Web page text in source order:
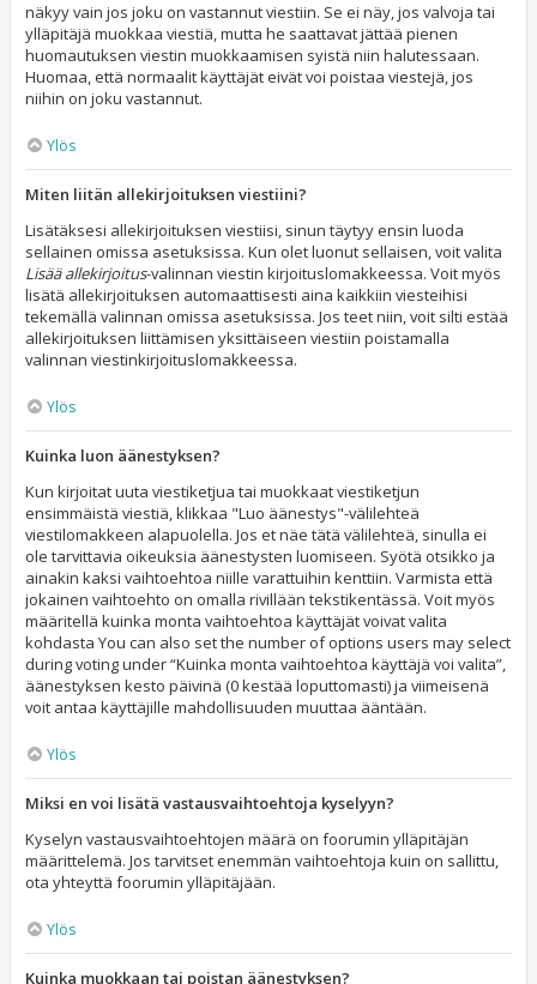
näkyy vain jos joku on vastannut viestiin. Se ei näy, jos valvoja tai
ylläpitäjä muokkaa viestiä, mutta he saattavat jättää pienen
huomautuksen viestin muokkaamisen syistä niin halutessaan.
Huomaa, että normaalit käyttäjät eivät voi poistaa viestejä, jos
niihin on joku vastannut.
Ylös
Miten liitän allekirjoituksen viestiini?
Lisätäksesi allekirjoituksen viestiisi, sinun täytyy ensin luoda
sellainen omissa asetuksissa. Kun olet luonut sellaisen, voit valita
Lisää allekirjoitus-valinnan viestin kirjoituslomakkeessa. Voit myös
lisätä allekirjoituksen automaattisesti aina kaikkiin viesteihisi
tekemällä valinnan omissa asetuksissa. Jos teet niin, voit silti estää
allekirjoituksen liittämisen yksittäiseen viestiin poistamalla
valinnan viestinkirjoituslomakkeessa.
Ylös
Kuinka luon äänestyksen?
Kun kirjoitat uuta viestiketjua tai muokkaat viestiketjun
ensimmäistä viestiä, klikkaa "Luo äänestys"-välilehteä
viestilomakkeen alapuolella. Jos et näe tätä välilehteä, sinulla ei
ole tarvittavia oikeuksia äänestysten luomiseen. Syötä otsikko ja
ainakin kaksi vaihtoehtoa niille varattuihin kenttiin. Varmista että
jokainen vaihtoehto on omalla rivillään tekstikentässä. Voit myös
määritellä kuinka monta vaihtoehtoa käyttäjät voivat valita
kohdasta You can also set the number of options users may select
during voting under “Kuinka monta vaihtoehtoa käyttäjä voi valita”,
äänestyksen kesto päivinä (0 kestää loputtomasti) ja viimeisenä
voit antaa käyttäjille mahdollisuuden muuttaa ääntään.
Ylös
Miksi en voi lisätä vastausvaihtoehtoja kyselyyn?
Kyselyn vastausvaihtoehtojen määrä on foorumin ylläpitäjän
määrittelemä. Jos tarvitset enemmän vaihtoehtoja kuin on sallittu,
ota yhteyttä foorumin ylläpitäjään.
Ylös
Kuinka muokkaan tai poistan äänestyksen?